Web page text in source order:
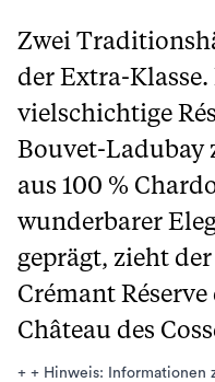
Zwei
der Extra-
vielschichtige
Bouvet-Ladubay
aus 100 %
wunderbarer
geprägt, zieht
Crémant
Château des
+ + Hinweis: Informationen